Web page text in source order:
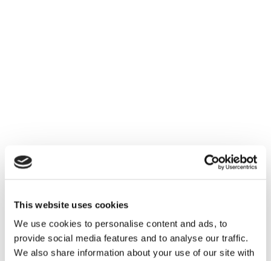
This website uses cookies
We use cookies to personalise content and ads, to
provide social media features and to analyse our traffic.
We also share information about your use of our site with